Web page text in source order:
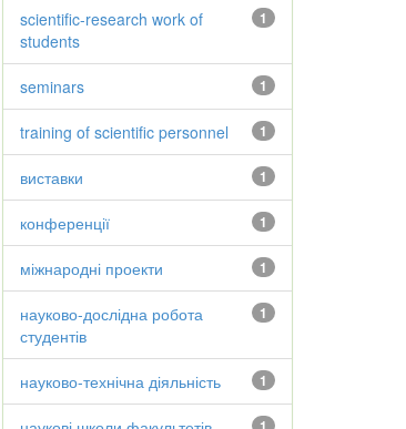
1
scientific-research work of
students
1
seminars
1
training of scientific personnel
1
виставки
1
конференції
1
міжнародні проекти
1
науково-дослідна робота
студентів
1
науково-технічна діяльність